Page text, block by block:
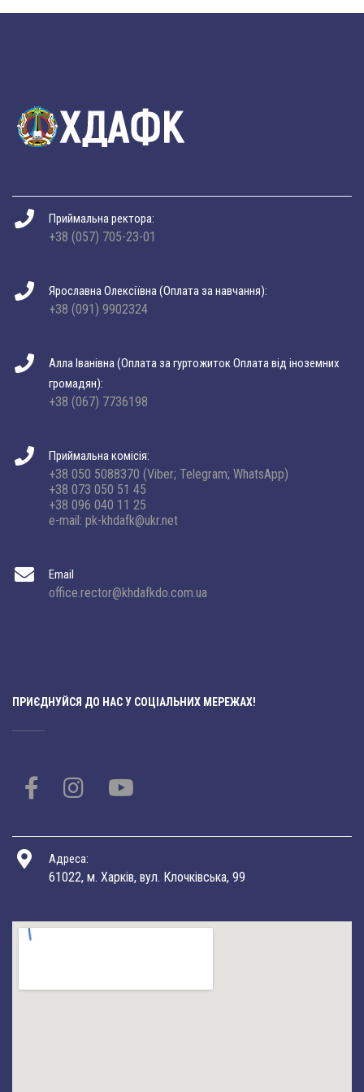
Приймальна ректора:
+38 (057) 705-23-01
Ярославна Олексіївна (Оплата за навчання):
+38 (091) 9902324
Алла Іванівна (Оплата за гуртожиток Оплата від іноземних
громадян):
+38 (067) 7736198
Приймальна комісія:
+38 050 5088370 (Viber; Telegram; WhatsApp)
+38 073 050 51 45
+38 096 040 11 25
e-mail: pk-khdafk@ukr.net
Email
office.rector@khdafkdo.com.ua
ПРИЄДНУЙСЯ ДО НАС У СОЦІАЛЬНИХ МЕРЕЖАХ!
Адреса:
61022, м. Харків, вул. Клочківська, 99